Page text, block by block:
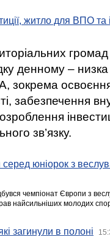
житло для ВПО
громад
денному –
зокрема освоєння
забезпечення
зв’язку.
юніорок з
чемпіонат Європи з
найсильніших молодих
загинули в полоні